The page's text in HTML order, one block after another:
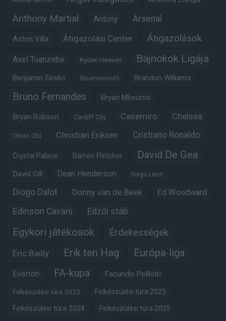
Anthony Martial Antony Arsenal
Aston Villa Átigazolási Center Átigazolások
Axel Tuanzebe Ayden Heaven Bajnokok Ligája
Benjamin Sesko Bournemouth Brandon Williams
Bruno Fernandes Bryan Mbeumo
Bryan Robson Cardiff City Casemiro Chelsea
Chido Obi Christian Eriksen Cristiano Ronaldo
Crystal Palace Darren Fletcher David De Gea
David Gill Dean Henderson Diego Leon
Diogo Dalot Donny van de Beek Ed Woodward
Edinson Cavani Edzői stáb
Egykori játékosok Érdekességek
Eric Bailly Erik ten Hag Európa-liga
Everton FA-kupa Facundo Pellistri
Felkészülési túra 2022 Felkészülési túra 2023
Felkészülési túra 2024 Felkészülési túra 2025